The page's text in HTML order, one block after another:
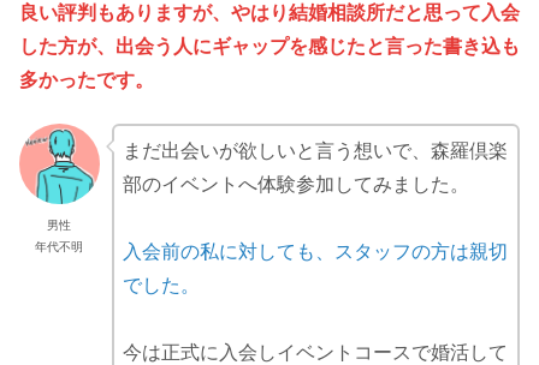
良い評判もありますが、やはり結婚相談所だと思って入会
した方が、出会う人にギャップを感じたと言った書き込も
多かったです。
男性
年代不明
まだ出会いが欲しいと言う想いで、森羅倶楽
部のイベントへ体験参加してみました。
入会前の私に対しても、スタッフの方は親切
でした。
今は正式に入会しイベントコースで婚活して